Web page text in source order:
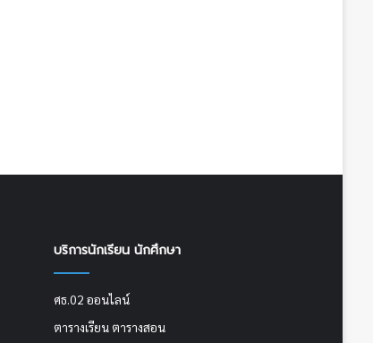
บริการนักเรียน นักศึกษา
ศธ.02 ออนไลน์
ตารางเรียน ตารางสอน